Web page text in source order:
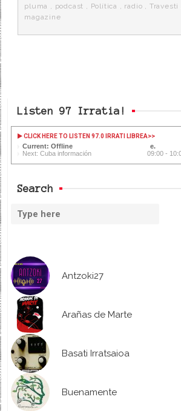
pluma , podcast , Política , radio , Travesti
magazine
Listen 97 Irratia!
CLICK HERE TO LISTEN 97.0 IRRATI LIBREA>>
Current: Offline
Next: Cuba información
09:00 -
Search
Antzoki27
Arañas de Marte
Basati Irratsaioa
Buenamente